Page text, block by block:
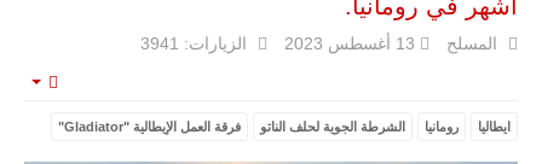
أشهر في رومانيا.
المسلح 13 أغسطس 2023 الزيارات: 3941
ايطاليا رومانيا الشرطة الجوية لحلف الناتو فرقة العمل الإيطالية "Gladiator"